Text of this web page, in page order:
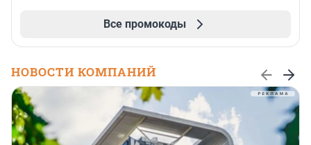
Все промокоды
НОВОСТИ КОМПАНИЙ